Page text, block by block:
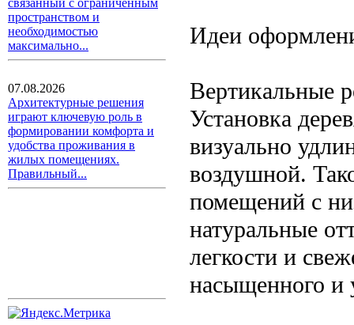
связанный с ограниченным
пространством и
необходимостью
максимально...
07.08.2026
Архитектурные решения
играют ключевую роль в
формировании комфорта и
удобства проживания в
жилых помещениях.
Правильный...
Идеи
Вертикальные
Установка
визуально
воздушной.
помещений с
натуральные
легкости и
насыщенного и